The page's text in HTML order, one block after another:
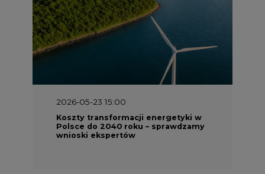
2026-05-23 15:00
Koszty transformacji energetyki w
Polsce do 2040 roku – sprawdzamy
wnioski ekspertów